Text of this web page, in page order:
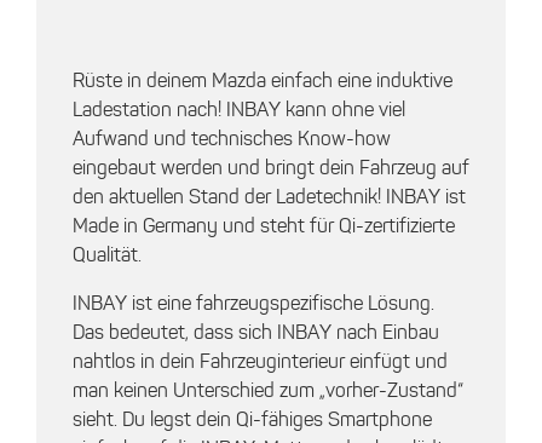
Rüste in deinem Mazda einfach eine induktive
Ladestation nach! INBAY kann ohne viel
Aufwand und technisches Know-how
eingebaut werden und bringt dein Fahrzeug auf
den aktuellen Stand der Ladetechnik! INBAY ist
Made in Germany und steht für Qi-zertifizierte
Qualität.
INBAY ist eine fahrzeugspezifische Lösung.
Das bedeutet, dass sich INBAY nach Einbau
nahtlos in dein Fahrzeuginterieur einfügt und
man keinen Unterschied zum „vorher-Zustand“
sieht. Du legst dein Qi-fähiges Smartphone